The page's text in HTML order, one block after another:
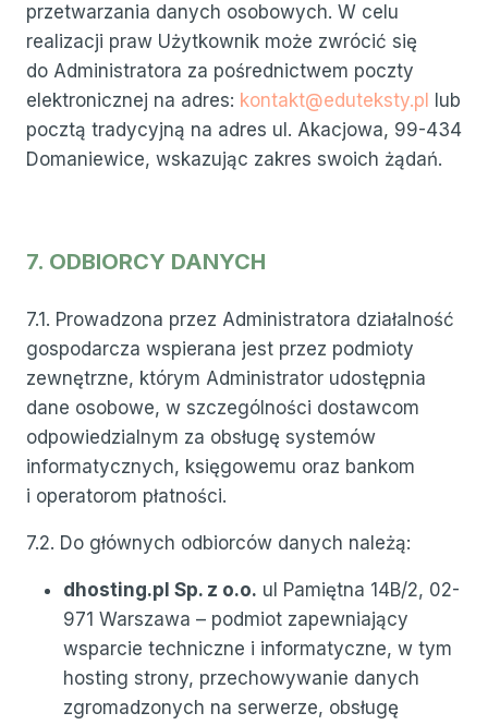
przetwarzania danych osobowych. W celu
realizacji praw Użytkownik może zwrócić się
do Administratora za pośrednictwem poczty
elektronicznej na adres: kontakt@eduteksty.pl
lub
pocztą tradycyjną na adres ul. Akacjowa, 99-434
Domaniewice, wskazując zakres swoich żądań.
7. ODBIORCY DANYCH
7.1. Prowadzona przez Administratora działalność
gospodarcza wspierana jest przez podmioty
zewnętrzne, którym Administrator udostępnia
dane osobowe, w szczególności dostawcom
odpowiedzialnym za obsługę systemów
informatycznych, księgowemu oraz bankom
i operatorom płatności.
7.2. Do głównych odbiorców danych należą:
dhosting.pl Sp. z o.o. ul Pamiętna 14B/2, 02-
971 Warszawa – podmiot zapewniający
wsparcie techniczne i informatyczne, w tym
hosting strony, przechowywanie danych
zgromadzonych na serwerze, obsługę